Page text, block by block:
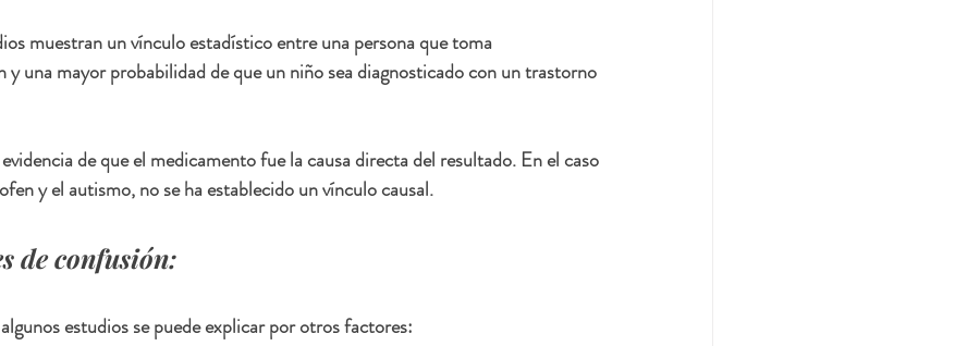
muestran un vínculo estadístico entre una persona que toma
una mayor probabilidad de que un niño sea diagnosticado con un trastorno
de que el medicamento fue la causa directa del resultado. En el caso
y el autismo, no se ha establecido un vínculo causal.
de confusión:
estudios se puede explicar por otros factores: